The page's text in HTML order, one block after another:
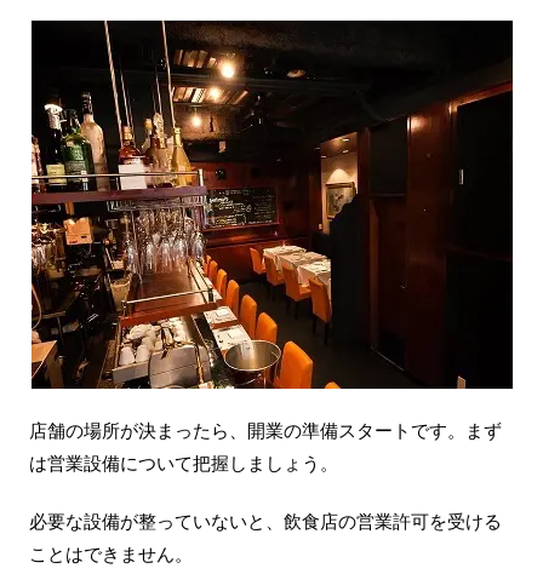
店舗の場所が決まったら、開業の準備スタートです。まず
は営業設備について把握しましょう。
必要な設備が整っていないと、飲食店の営業許可を受ける
ことはできません。